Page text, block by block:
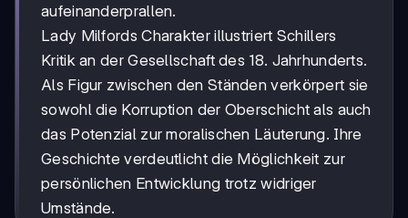
aufeinanderprallen.
Lady Milfords Charakter illustriert Schillers
Kritik an der Gesellschaft des 18. Jahrhunderts.
Als Figur zwischen den Ständen verkörpert sie
sowohl die Korruption der Oberschicht als auch
das Potenzial zur moralischen Läuterung. Ihre
Geschichte verdeutlicht die Möglichkeit zur
persönlichen Entwicklung trotz widriger
Umstände.